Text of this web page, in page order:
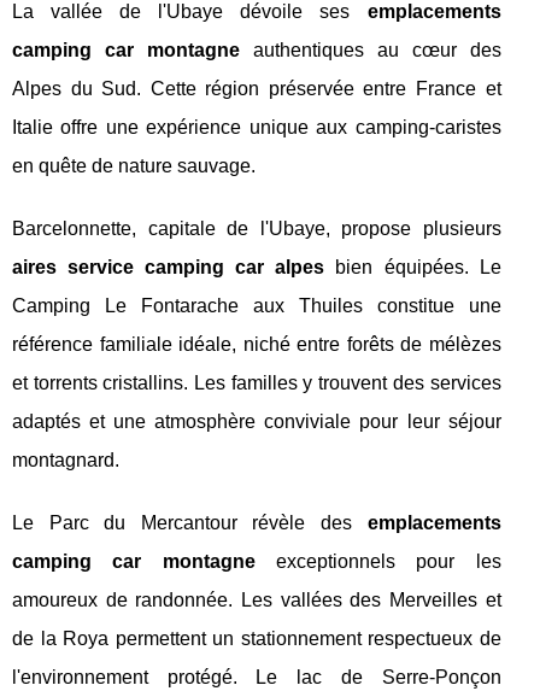
La vallée de l'Ubaye dévoile ses emplacements
camping car montagneauthentiques au cœur des
Alpes du Sud. Cette région préservée entre France et
Italie offre une expérience unique aux camping-caristes
en quête de nature sauvage.
Barcelonnette, capitale de l'Ubaye, propose plusieurs
aires service camping car alpes bien équipées. Le
Camping Le Fontarache aux Thuiles constitue une
référence familiale idéale, niché entre forêts de mélèzes
et torrents cristallins. Les familles y trouvent des services
adaptés et une atmosphère conviviale pour leur séjour
montagnard.
Le Parc du Mercantour révèle des emplacements
camping car montagneexceptionnels pour les
amoureux de randonnée. Les vallées des Merveilles et
de la Roya permettent un stationnement respectueux de
l'environnement protégé. Le lac de Serre-Ponçon